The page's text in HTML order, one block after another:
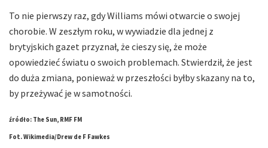
To nie pierwszy raz, gdy Williams mówi otwarcie o swojej
chorobie. W zeszłym roku, w wywiadzie dla jednej z
brytyjskich gazet przyznał, że cieszy się, że może
opowiedzieć światu o swoich problemach. Stwierdził, że jest
do duża zmiana, ponieważ w przeszłości byłby skazany na to,
by przeżywać je w samotności.
źródło: The Sun, RMF FM
Fot. Wikimedia/Drew de F Fawkes